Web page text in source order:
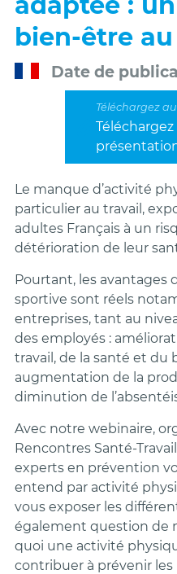
bien-être
Date de
Le manque d’activité
particulier au travail,
adultes Français à un
détérioration de leur
Pourtant, les avantages
sportive sont réels
entreprises, tant au
des employés :
travail, de la santé et du
augmentation de la
diminution de
Avec notre webinaire,
Rencontres Santé-
experts en prévention
entend par activité
vous exposer les
également question de
quoi une activité
contribuer à prévenir les